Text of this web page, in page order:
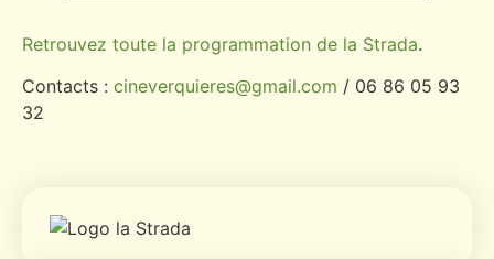
Retrouvez toute la programmation de la Strada.
Contacts : cineverquieres@gmail.com / 06 86 05 93
32